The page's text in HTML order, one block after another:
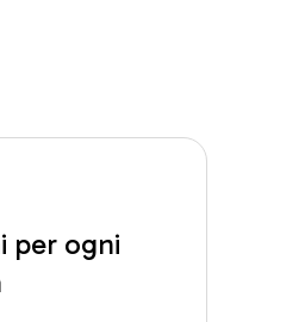
per ogni